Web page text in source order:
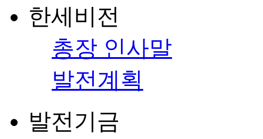
한세비전
총장 인사말
발전계획
발전기금